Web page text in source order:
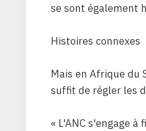
se sont également
Histoires connexes
Mais en Afrique
suffit de régler les
« L'ANC s'engage